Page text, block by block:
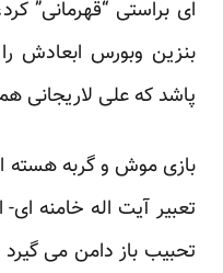
ای براستی “قهرمانی”
بنزین وبورس ابعادش
پاشد که علی
بازی موش و گربه هسته
تعبیر آیت اله خامنه ای-
تحبیب باز دامن می